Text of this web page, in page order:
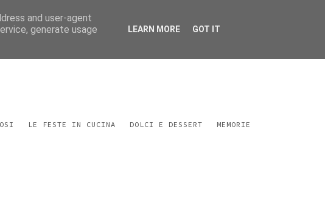
LE FESTE IN CUCINA DOLCI E DESSERT MEMORIE
and user-agent
generate usage
LEARN MORE GOT IT